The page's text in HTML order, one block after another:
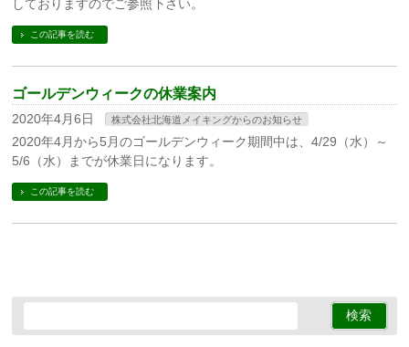
しておりますのでご参照下さい。
この記事を読む
ゴールデンウィークの休業案内
2020年4月6日 株式会社北海道メイキングからのお知らせ
2020年4月から5月のゴールデンウィーク期間中は、4/29（水）～
5/6（水）までが休業日になります。
この記事を読む